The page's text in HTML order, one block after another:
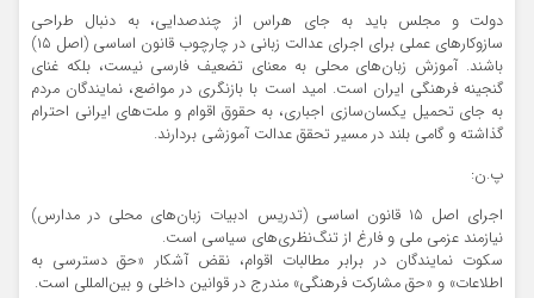
دولت و مجلس باید به جای هراس از چندصدایی، به دنبال طراحی
سازوکارهای عملی برای اجرای عدالت زبانی در چارچوب قانون اساسی (اصل ۱۵)
باشند. آموزش زبان‌های محلی به معنای تضعیف فارسی نیست، بلکه غنای
گنجینه فرهنگی ایران است. امید است با بازنگری در مواضع، نمایندگان مردم
به جای تحمیل یکسان‌سازی اجباری، به حقوق اقوام و ملت‌های ایرانی احترام
گذاشته و گامی بلند در مسیر تحقق عدالت آموزشی بردارند.
پ.ن:
اجرای اصل ۱۵ قانون اساسی (تدریس ادبیات زبان‌های محلی در مدارس)
نیازمند عزمی ملی و فارغ از تنگ‌نظری‌های سیاسی است.
سکوت نمایندگان در برابر مطالبات اقوام، نقض آشکار «حق دسترسی به
اطلاعات» و «حق مشارکت فرهنگی» مندرج در قوانین داخلی و بین‌المللی است.